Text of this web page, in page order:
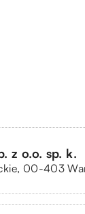
z o.o. sp. k.
00-403